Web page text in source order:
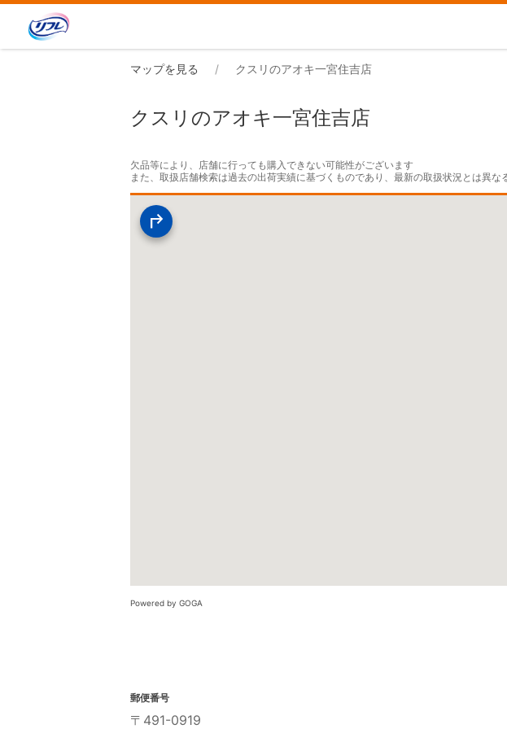
マップを見る クスリのアオキ一宮住吉店
クスリのアオキ一宮住吉店
欠品等により、店舗に行っても購入できない可能性がございます
また、取扱店舗検索は過去の出荷実績に基づくものであり、最新の取扱状況とは異な
Powered by GOGA
郵便番号
〒491-0919